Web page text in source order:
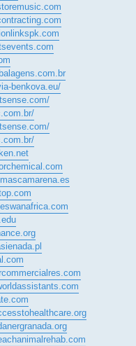
benkova.eu/